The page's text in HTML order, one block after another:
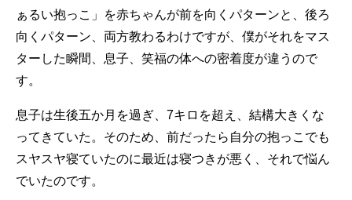
ぁるい抱っこ」を赤ちゃんが前を向くパターンと、後ろ
向くパターン、両方教わるわけですが、僕がそれをマス
ターした瞬間、息子、笑福の体への密着度が違うので
す。
息子は生後五か月を過ぎ、7キロを超え、結構大きくな
ってきていた。そのため、前だったら自分の抱っこでも
スヤスヤ寝ていたのに最近は寝つきが悪く、それで悩ん
でいたのです。